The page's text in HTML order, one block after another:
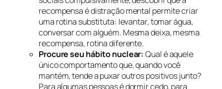
recompensa é distração mental permite criar
uma rotina substituta: levantar, tomar água,
conversar com alguém. Mesma deixa, mesma
recompensa, rotina diferente.
Procure seu hábito nuclear: Qual é aquele
único comportamento que, quando você
mantém, tende a puxar outros positivos junto?
Para algumas pessoas é dormir cedo, para